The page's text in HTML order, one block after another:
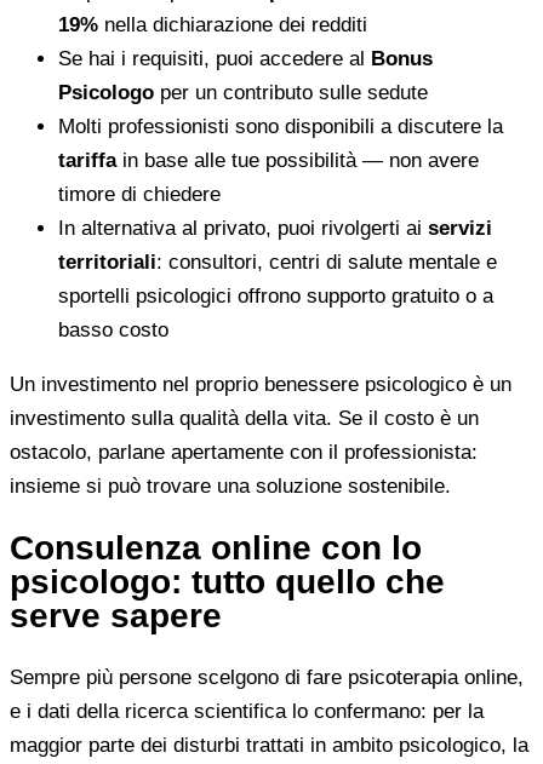
19% nella dichiarazione dei redditi
Se hai i requisiti, puoi accedere al Bonus
Psicologo per un contributo sulle sedute
Molti professionisti sono disponibili a discutere la
tariffain base alle tue possibilità — non avere
timore di chiedere
In alternativa al privato, puoi rivolgerti ai servizi
territoriali: consultori, centri di salute mentale e
sportelli psicologici offrono supporto gratuito o a
basso costo
Un investimento nel proprio benessere psicologico è un
investimento sulla qualità della vita. Se il costo è un
ostacolo, parlane apertamente con il professionista:
insieme si può trovare una soluzione sostenibile.
Consulenza online con lo
psicologo: tutto quello che
serve sapere
Sempre più persone scelgono di fare psicoterapia online,
e i dati della ricerca scientifica lo confermano: per la
maggior parte dei disturbi trattati in ambito psicologico, la